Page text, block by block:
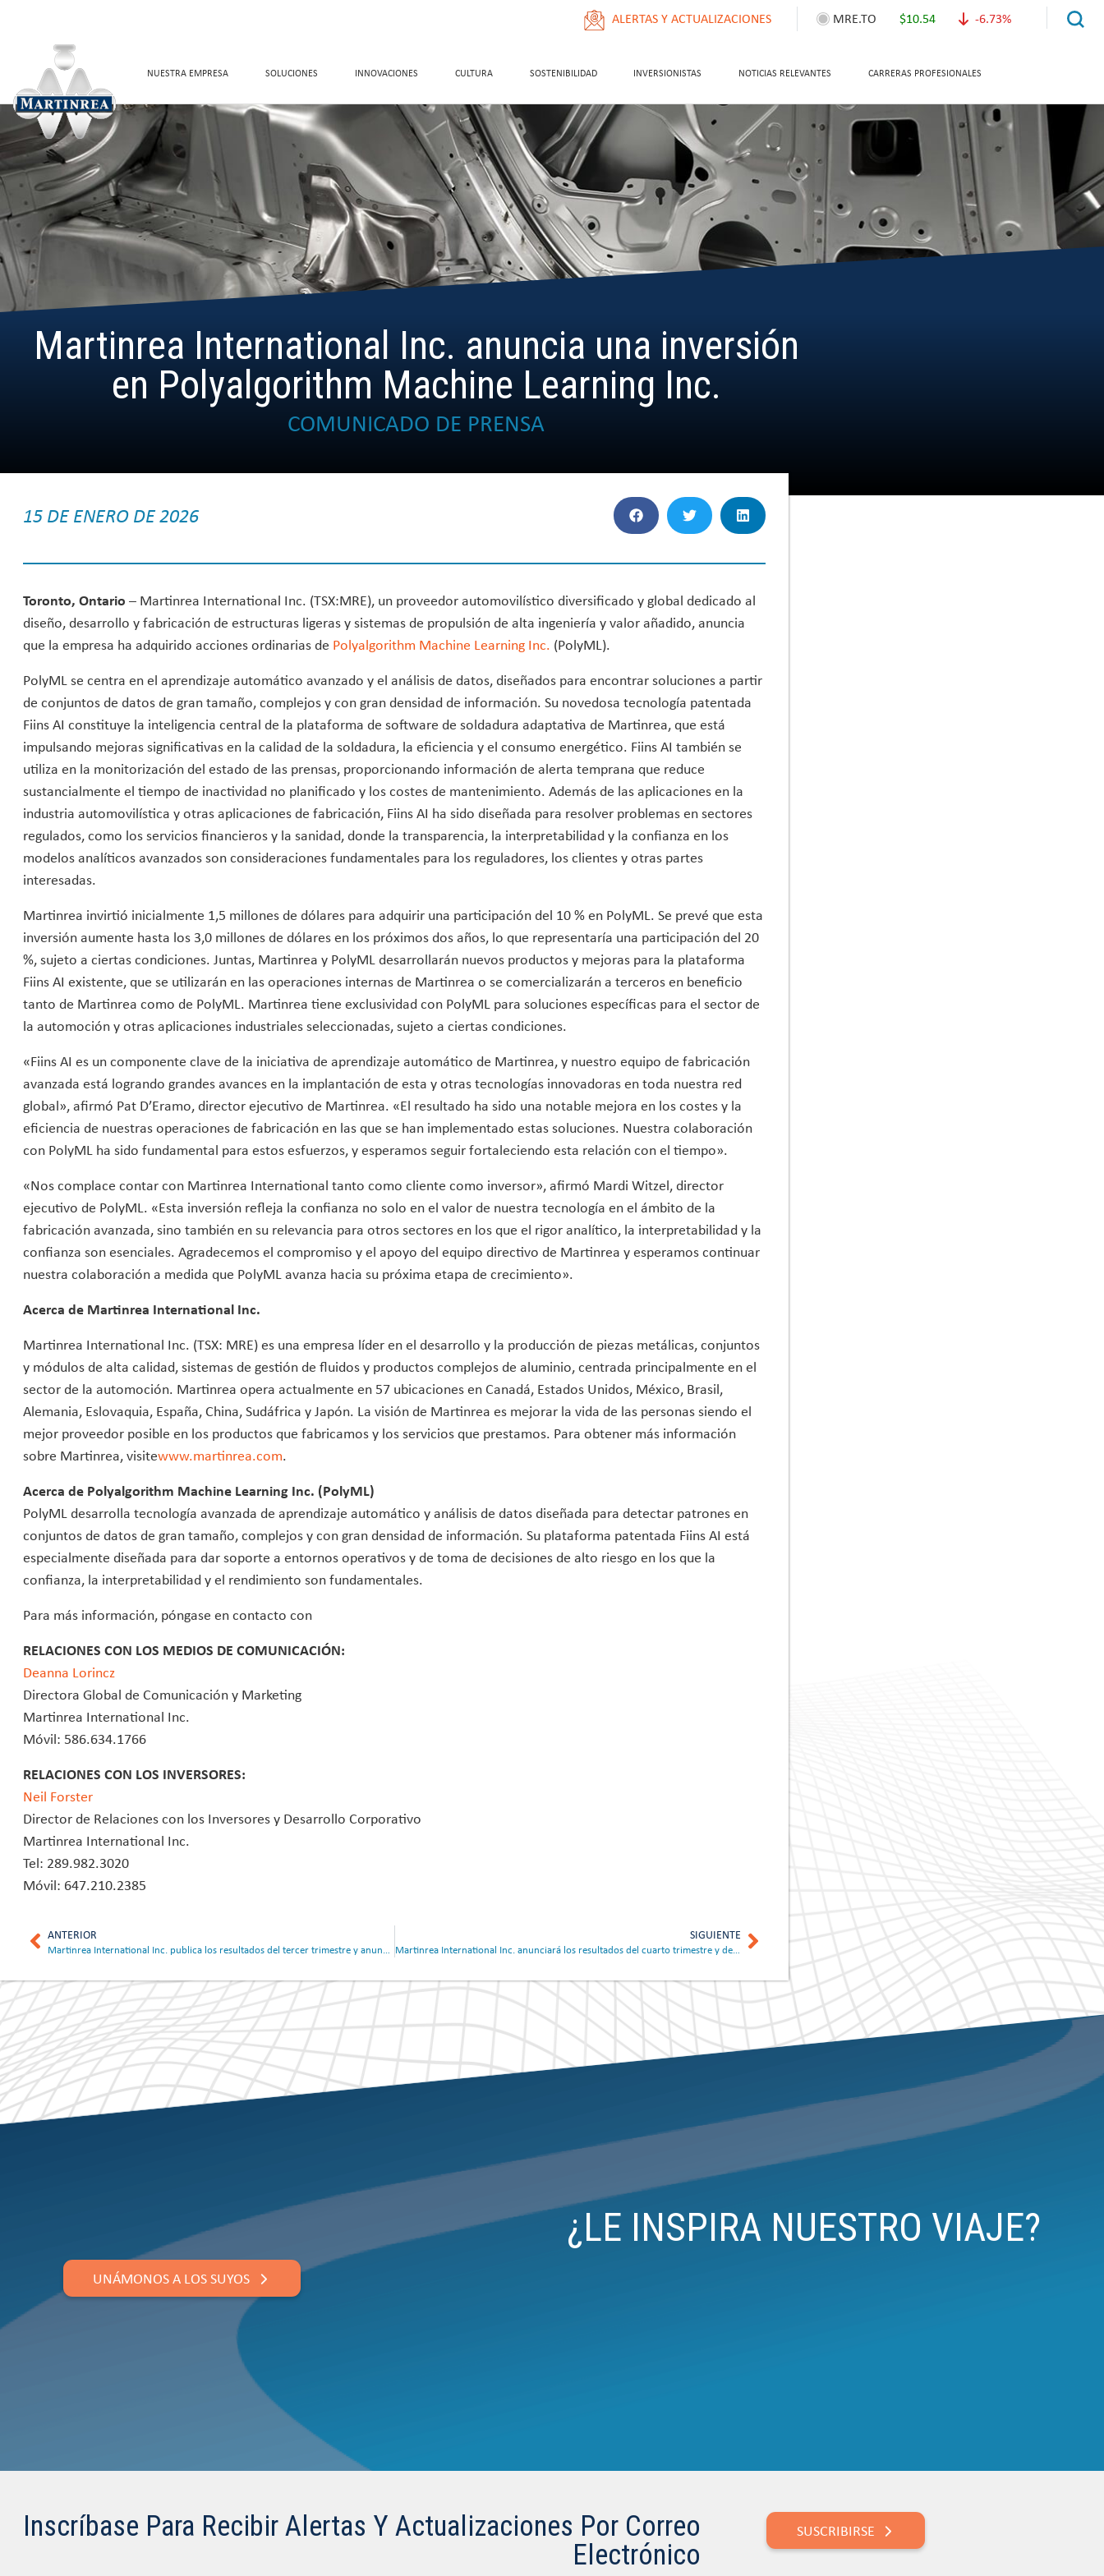
MRE.TO $10.54 -6.73%
ALERTAS Y ACTUALIZACIONES
NUESTRA EMPRESA SOLUCIONES INNOVACIONES CULTURA SOSTENIBILIDAD INVERSIONISTAS NOTICIAS RELEVANTES CARRERAS PROFESIONALES
Martinrea International Inc. anuncia una inversión
en Polyalgorithm Machine Learning Inc.
COMUNICADO DE PRENSA
15 DE ENERO DE 2026
Toronto, Ontario – Martinrea International Inc. (TSX:MRE), un proveedor automovilístico diversificado y global dedicado al
diseño, desarrollo y fabricación de estructuras ligeras y sistemas de propulsión de alta ingeniería y valor añadido, anuncia
que la empresa ha adquirido acciones ordinarias de Polyalgorithm Machine Learning Inc. (PolyML).
PolyML se centra en el aprendizaje automático avanzado y el análisis de datos, diseñados para encontrar soluciones a partir
de conjuntos de datos de gran tamaño, complejos y con gran densidad de información. Su novedosa tecnología patentada
Fiins AI constituye la inteligencia central de la plataforma de software de soldadura adaptativa de Martinrea, que está
impulsando mejoras significativas en la calidad de la soldadura, la eficiencia y el consumo energético. Fiins AI también se
utiliza en la monitorización del estado de las prensas, proporcionando información de alerta temprana que reduce
sustancialmente el tiempo de inactividad no planificado y los costes de mantenimiento. Además de las aplicaciones en la
industria automovilística y otras aplicaciones de fabricación, Fiins AI ha sido diseñada para resolver problemas en sectores
regulados, como los servicios financieros y la sanidad, donde la transparencia, la interpretabilidad y la confianza en los
modelos analíticos avanzados son consideraciones fundamentales para los reguladores, los clientes y otras partes
interesadas.
Martinrea invirtió inicialmente 1,5 millones de dólares para adquirir una participación del 10 % en PolyML. Se prevé que esta
inversión aumente hasta los 3,0 millones de dólares en los próximos dos años, lo que representaría una participación del 20
%, sujeto a ciertas condiciones. Juntas, Martinrea y PolyML desarrollarán nuevos productos y mejoras para la plataforma
Fiins AI existente, que se utilizarán en las operaciones internas de Martinrea o se comercializarán a terceros en beneficio
tanto de Martinrea como de PolyML. Martinrea tiene exclusividad con PolyML para soluciones específicas para el sector de
la automoción y otras aplicaciones industriales seleccionadas, sujeto a ciertas condiciones.
«Fiins AI es un componente clave de la iniciativa de aprendizaje automático de Martinrea, y nuestro equipo de fabricación
avanzada está logrando grandes avances en la implantación de esta y otras tecnologías innovadoras en toda nuestra red
global», afirmó Pat D’Eramo, director ejecutivo de Martinrea. «El resultado ha sido una notable mejora en los costes y la
eficiencia de nuestras operaciones de fabricación en las que se han implementado estas soluciones. Nuestra colaboración
con PolyML ha sido fundamental para estos esfuerzos, y esperamos seguir fortaleciendo esta relación con el tiempo».
«Nos complace contar con Martinrea International tanto como cliente como inversor», afirmó Mardi Witzel, director
ejecutivo de PolyML. «Esta inversión refleja la confianza no solo en el valor de nuestra tecnología en el ámbito de la
fabricación avanzada, sino también en su relevancia para otros sectores en los que el rigor analítico, la interpretabilidad y la
confianza son esenciales. Agradecemos el compromiso y el apoyo del equipo directivo de Martinrea y esperamos continuar
nuestra colaboración a medida que PolyML avanza hacia su próxima etapa de crecimiento».
Acerca de Martinrea International Inc.
Martinrea International Inc. (TSX: MRE) es una empresa líder en el desarrollo y la producción de piezas metálicas, conjuntos
y módulos de alta calidad, sistemas de gestión de fluidos y productos complejos de aluminio, centrada principalmente en el
sector de la automoción. Martinrea opera actualmente en 57 ubicaciones en Canadá, Estados Unidos, México, Brasil,
Alemania, Eslovaquia, España, China, Sudáfrica y Japón. La visión de Martinrea es mejorar la vida de las personas siendo el
mejor proveedor posible en los productos que fabricamos y los servicios que prestamos. Para obtener más información
sobre Martinrea, visitewww.martinrea.com.
Acerca de Polyalgorithm Machine Learning Inc. (PolyML)
PolyML desarrolla tecnología avanzada de aprendizaje automático y análisis de datos diseñada para detectar patrones en
conjuntos de datos de gran tamaño, complejos y con gran densidad de información. Su plataforma patentada Fiins AI está
especialmente diseñada para dar soporte a entornos operativos y de toma de decisiones de alto riesgo en los que la
confianza, la interpretabilidad y el rendimiento son fundamentales.
Para más información, póngase en contacto con
RELACIONES CON LOS MEDIOS DE COMUNICACIÓN:
Deanna Lorincz
Directora Global de Comunicación y Marketing
Martinrea International Inc.
Móvil: 586.634.1766
RELACIONES CON LOS INVERSORES:
Neil Forster
Director de Relaciones con los Inversores y Desarrollo Corporativo
Martinrea International Inc.
Tel: 289.982.3020
Móvil: 647.210.2385
ANTERIOR
Martinrea International Inc. publica los resultados del tercer trimestre y anuncia el pago de dividendos
SIGUIENTE
Martinrea International Inc. anunciará los resultados del cuarto trimestre y del año completo el 5 de marzo de 2026
¿LE INSPIRA NUESTRO VIAJE?
UNÁMONOS A LOS SUYOS
Inscríbase Para Recibir Alertas Y Actualizaciones Por Correo
Electrónico
SUSCRIBIRSE